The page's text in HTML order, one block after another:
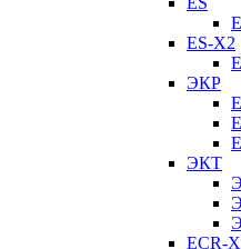
ES-X2
ЭКР
ЭКТ
ECR-